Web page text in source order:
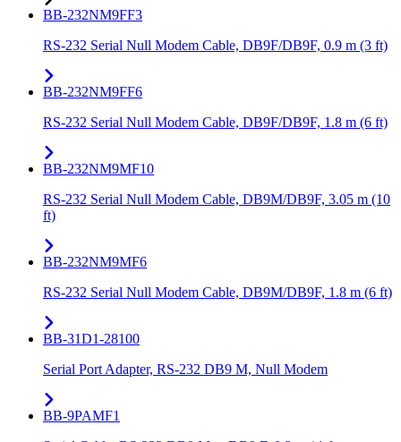
BB-232NM9FF3
RS-232 Serial Null Modem Cable, DB9F/DB9F, 0.9 m (3 ft)
BB-232NM9FF6
RS-232 Serial Null Modem Cable, DB9F/DB9F, 1.8 m (6 ft)
BB-232NM9MF10
RS-232 Serial Null Modem Cable, DB9M/DB9F, 3.05 m (10
ft)
BB-232NM9MF6
RS-232 Serial Null Modem Cable, DB9M/DB9F, 1.8 m (6 ft)
BB-31D1-28100
Serial Port Adapter, RS-232 DB9 M, Null Modem
BB-9PAMF1